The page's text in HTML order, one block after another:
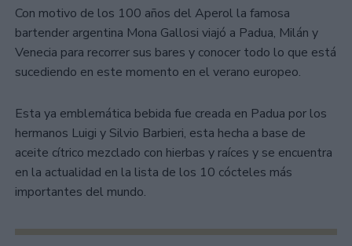
Con motivo de los 100 años del Aperol la famosa
bartender argentina Mona Gallosi viajó a Padua, Milán y
Venecia para recorrer sus bares y conocer todo lo que está
sucediendo en este momento en el verano europeo.
Esta ya emblemática bebida fue creada en Padua por los
hermanos Luigi y Silvio Barbieri, esta hecha a base de
aceite cítrico mezclado con hierbas y raíces y se encuentra
en la actualidad en la lista de los 10 cócteles más
importantes del mundo.